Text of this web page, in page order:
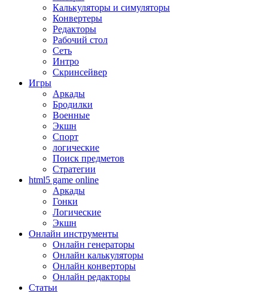
Калькуляторы и симуляторы
Конвертеры
Редакторы
Рабочий стол
Сеть
Интро
Скринсейвер
Игры
Аркады
Бродилки
Военные
Экшн
Спорт
логические
Поиск предметов
Стратегии
html5 game online
Аркады
Гонки
Логические
Экшн
Онлайн инструменты
Онлайн генераторы
Онлайн калькуляторы
Онлайн конверторы
Онлайн редакторы
Статьи